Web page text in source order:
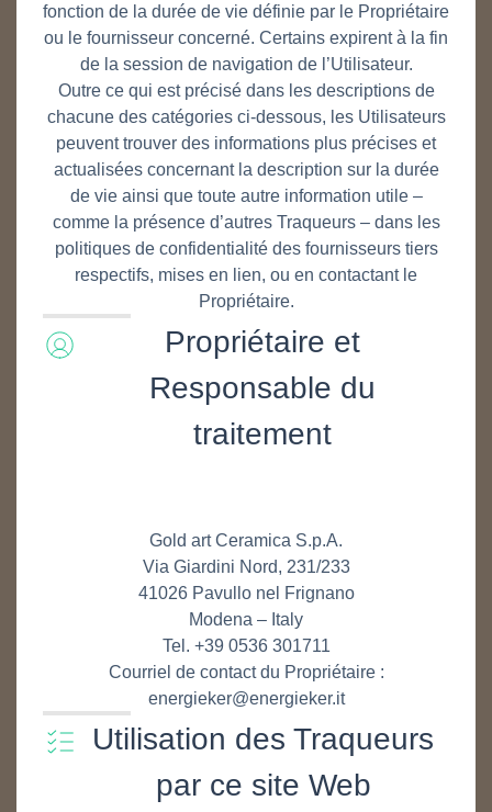
fonction de la durée de vie définie par le Propriétaire
ou le fournisseur concerné. Certains expirent à la fin
de la session de navigation de l’Utilisateur.
Outre ce qui est précisé dans les descriptions de
chacune des catégories ci-dessous, les Utilisateurs
peuvent trouver des informations plus précises et
actualisées concernant la description sur la durée
de vie ainsi que toute autre information utile –
comme la présence d’autres Traqueurs – dans les
politiques de confidentialité des fournisseurs tiers
respectifs, mises en lien, ou en contactant le
Propriétaire.
Propriétaire et
Responsable du
traitement
Gold art Ceramica S.p.A.
Via Giardini Nord, 231/233
41026 Pavullo nel Frignano
Modena – Italy
Tel. +39 0536 301711
Courriel de contact du Propriétaire :
energieker@energieker.it
Utilisation des Traqueurs
par ce site Web